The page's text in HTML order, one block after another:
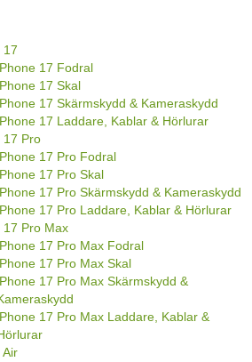
17
17 Fodral
17 Skal
17 Skärmskydd & Kameraskydd
17 Laddare, Kablar & Hörlurar
17 Pro
17 Pro Fodral
17 Pro Skal
17 Pro Skärmskydd & Kameraskydd
17 Pro Laddare, Kablar & Hörlurar
17 Pro Max
17 Pro Max Fodral
17 Pro Max Skal
17 Pro Max Skärmskydd &
17 Pro Max Laddare, Kablar &
Air